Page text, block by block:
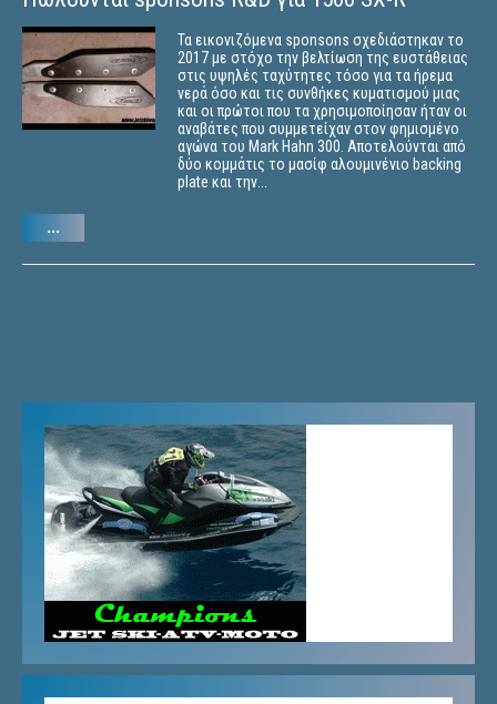
Τα εικονιζόμενα sponsons σχεδιάστηκαν το
2017 με στόχο την βελτίωση της ευστάθειας
στις υψηλές ταχύτητες τόσο για τα ήρεμα
νερά όσο και τις συνθήκες κυματισμού μιας
και οι πρώτοι που τα χρησιμοποίησαν ήταν οι
αναβάτες που συμμετείχαν στον φημισμένο
αγώνα του Mark Hahn 300. Αποτελούνται από
δύο κομμάτις το μασίφ αλουμινένιο backing
plate και την...
...